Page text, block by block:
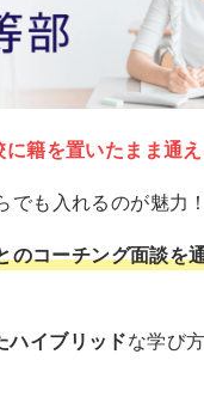
籍を置いたまま通
も入れるのが魅力！
のコーチング面談を
ハイブリッドな学び